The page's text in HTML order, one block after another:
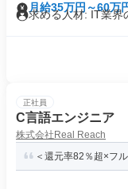
月給35万円～60万
求める人材: IT業界
正社員
C言語エンジニア
株式会社Real Reach
＜還元率82％超×フ